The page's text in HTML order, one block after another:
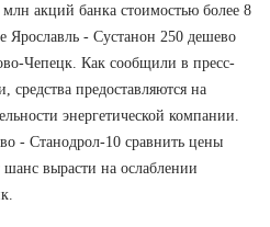
акций банка стоимостью более 8
Ярославль - Сустанон 250 дешево
Чепецк. Как сообщили в пресс-
средства предоставляются на
энергетической компании.
- Станодрол-10 сравнить цены
вырасти на ослаблении